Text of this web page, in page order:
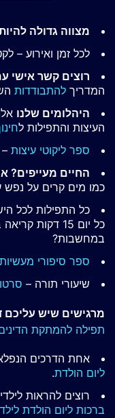
מצווה גדולה
לכל זמן ואירוע –
רוצים קשר אישי
המדריך להתבודדות
היהלומים שלנו
העיצות והתפילות ל
ספר ליקוטי עיצות –
החיים מעייפים?
כמו מים קרים על נפש
כל התפילות לכל
כל יום 15 דקות קריאה ב
במחשבות?
ספר סיפורי מעשיות
שיעורי תורה –
מרגישים שיש עליכם
תפילה להמתקת
אחת הדרכים
ליום הולדת.
רוצים להראות
ברכות ליום הולדת